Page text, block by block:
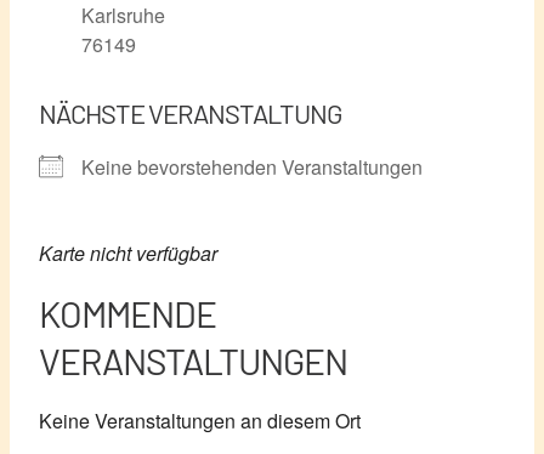
Karlsruhe
76149
NÄCHSTE VERANSTALTUNG
Keine bevorstehenden Veranstaltungen
Karte nicht verfügbar
KOMMENDE
VERANSTALTUNGEN
Keine Veranstaltungen an diesem Ort